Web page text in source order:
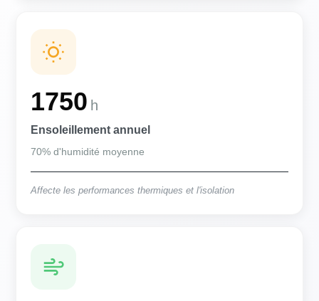
1750 h
Ensoleillement annuel
70% d'humidité moyenne
Affecte les performances thermiques et l'isolation